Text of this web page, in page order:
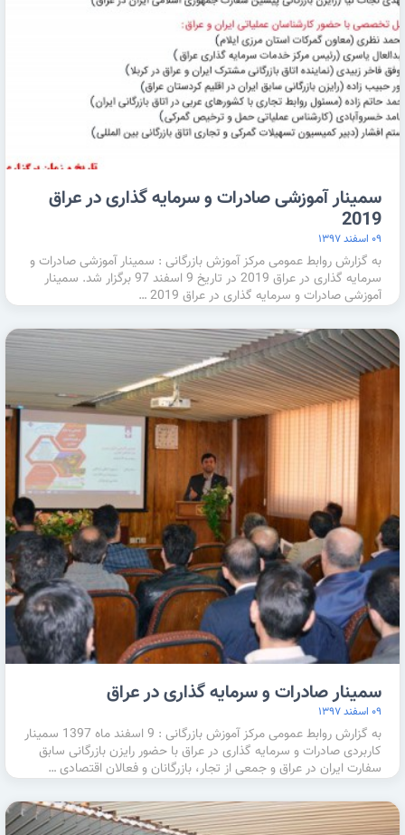
سمینار آموزشی صادرات و سرمایه گذاری در عراق
2019
۰۹ اسفند ۱۳۹۷
به گزارش روابط عمومی مرکز آموزش بازرگانی : سمینار آموزشی صادرات و
سرمایه گذاری در عراق 2019 در تاریخ 9 اسفند 97 برگزار شد. سمینار
آموزشی صادرات و سرمایه گذاری در عراق 2019 …
سمینار صادرات و سرمایه گذاری در عراق
۰۹ اسفند ۱۳۹۷
به گزارش روابط عمومی مرکز آموزش بازرگانی : 9 اسفند ماه 1397 سمینار
کاربردی صادرات و سرمایه گذاری در عراق با حضور رایزن بازرگانی سابق
سفارت ایران در عراق و جمعی از تجار، بازرگانان و فعالان اقتصادی …